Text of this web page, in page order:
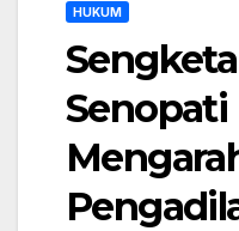
HUKUM
Senopati